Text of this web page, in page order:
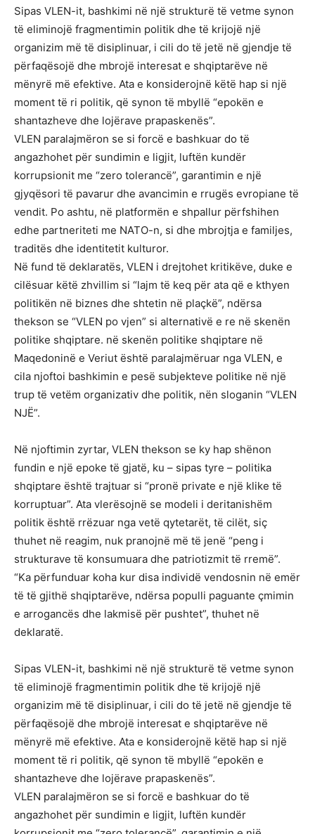
Sipas VLEN-it, bashkimi në një strukturë të vetme synon
të eliminojë fragmentimin politik dhe të krijojë një
organizim më të disiplinuar, i cili do të jetë në gjendje të
përfaqësojë dhe mbrojë interesat e shqiptarëve në
mënyrë më efektive. Ata e konsiderojnë këtë hap si një
moment të ri politik, që synon të mbyllë “epokën e
shantazheve dhe lojërave prapaskenës”.
VLEN paralajmëron se si forcë e bashkuar do të
angazhohet për sundimin e ligjit, luftën kundër
korrupsionit me “zero tolerancë”, garantimin e një
gjyqësori të pavarur dhe avancimin e rrugës evropiane të
vendit. Po ashtu, në platformën e shpallur përfshihen
edhe partneriteti me NATO-n, si dhe mbrojtja e familjes,
traditës dhe identitetit kulturor.
Në fund të deklaratës, VLEN i drejtohet kritikëve, duke e
cilësuar këtë zhvillim si “lajm të keq për ata që e kthyen
politikën në biznes dhe shtetin në plaçkë”, ndërsa
thekson se “VLEN po vjen” si alternativë e re në skenën
politike shqiptare. në skenën politike shqiptare në
Maqedoninë e Veriut është paralajmëruar nga VLEN, e
cila njoftoi bashkimin e pesë subjekteve politike në një
trup të vetëm organizativ dhe politik, nën sloganin “VLEN
NJË”.
Në njoftimin zyrtar, VLEN thekson se ky hap shënon
fundin e një epoke të gjatë, ku – sipas tyre – politika
shqiptare është trajtuar si “pronë private e një klike të
korruptuar”. Ata vlerësojnë se modeli i deritanishëm
politik është rrëzuar nga vetë qytetarët, të cilët, siç
thuhet në reagim, nuk pranojnë më të jenë “peng i
strukturave të konsumuara dhe patriotizmit të rremë”.
“Ka përfunduar koha kur disa individë vendosnin në emër
të të gjithë shqiptarëve, ndërsa populli paguante çmimin
e arrogancës dhe lakmisë për pushtet”, thuhet në
deklaratë.
Sipas VLEN-it, bashkimi në një strukturë të vetme synon
të eliminojë fragmentimin politik dhe të krijojë një
organizim më të disiplinuar, i cili do të jetë në gjendje të
përfaqësojë dhe mbrojë interesat e shqiptarëve në
mënyrë më efektive. Ata e konsiderojnë këtë hap si një
moment të ri politik, që synon të mbyllë “epokën e
shantazheve dhe lojërave prapaskenës”.
VLEN paralajmëron se si forcë e bashkuar do të
angazhohet për sundimin e ligjit, luftën kundër